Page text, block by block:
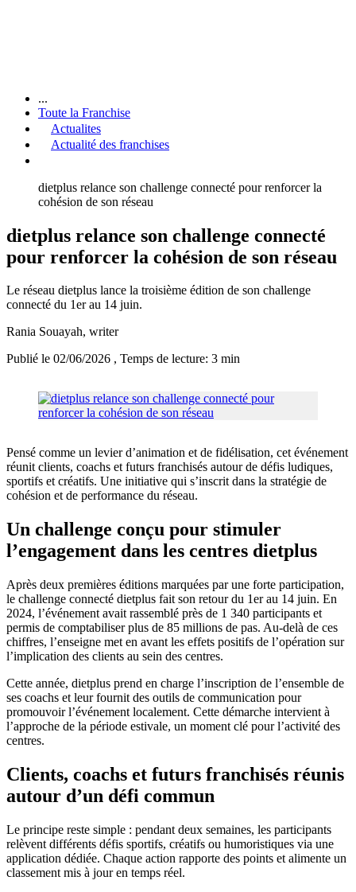
...
Toute la Franchise
Actualites
Actualité des franchises
dietplus relance son challenge connecté pour renforcer la
cohésion de son réseau
dietplus relance son challenge connecté
pour renforcer la cohésion de son réseau
Le réseau dietplus lance la troisième édition de son challenge
connecté du 1er au 14 juin.
Rania Souayah, writer
Publié le 02/06/2026 , Temps de lecture: 3 min
Pensé comme un levier d’animation et de fidélisation, cet événement
réunit clients, coachs et futurs franchisés autour de défis ludiques,
sportifs et créatifs. Une initiative qui s’inscrit dans la stratégie de
cohésion et de performance du réseau.
Un challenge conçu pour stimuler
l’engagement dans les centres dietplus
Après deux premières éditions marquées par une forte participation,
le challenge connecté dietplus fait son retour du 1er au 14 juin. En
2024, l’événement avait rassemblé près de 1 340 participants et
permis de comptabiliser plus de 85 millions de pas. Au-delà de ces
chiffres, l’enseigne met en avant les effets positifs de l’opération sur
l’implication des clients au sein des centres.
Cette année, dietplus prend en charge l’inscription de l’ensemble de
ses coachs et leur fournit des outils de communication pour
promouvoir l’événement localement. Cette démarche intervient à
l’approche de la période estivale, un moment clé pour l’activité des
centres.
Clients, coachs et futurs franchisés réunis
autour d’un défi commun
Le principe reste simple : pendant deux semaines, les participants
relèvent différents défis sportifs, créatifs ou humoristiques via une
application dédiée. Chaque action rapporte des points et alimente un
classement mis à jour en temps réel.